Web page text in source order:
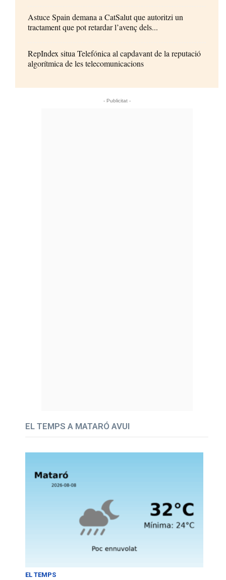
Astuce Spain demana a CatSalut que autoritzi un
tractament que pot retardar l’avenç dels...
RepIndex situa Telefónica al capdavant de la reputació
algorítmica de les telecomunicacions
- Publicitat -
EL TEMPS A MATARÓ AVUI
EL TEMPS